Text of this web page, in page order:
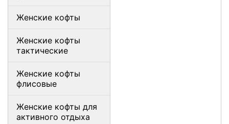
Женские кофты
Женские кофты
тактические
Женские кофты
флисовые
Женские кофты для
активного отдыха